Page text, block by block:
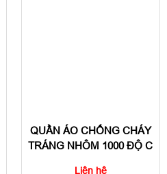
QUẦN ÁO CHỐNG CHÁY
TRÁNG NHÔM 1000 ĐỘ C
Liên hệ